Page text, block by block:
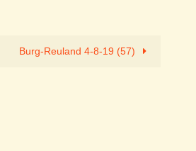
Burg-Reuland 4-8-19 (57)